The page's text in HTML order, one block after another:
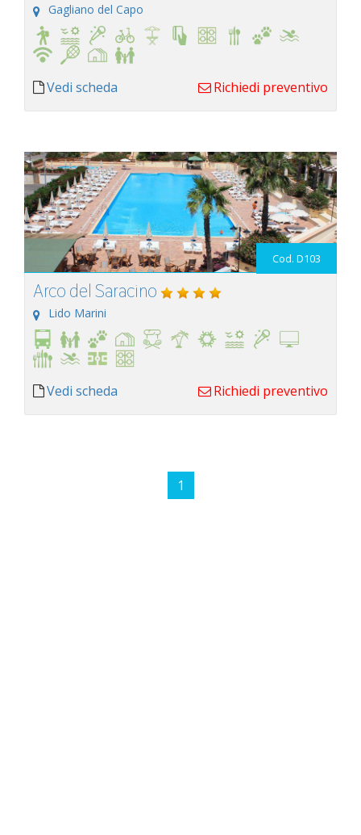
Gagliano del Capo
Vedi scheda Richiedi preventivo
Cod. D103
Arco del Saracino
Lido Marini
Vedi scheda Richiedi preventivo
1